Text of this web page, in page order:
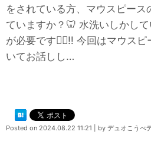
をされている方、マウスピース
ていますか？🦷 水洗いしかし
が必要です🙅‍♀️‼ 今回はマウス
いてお話しし…
Posted on 2024.08.22 11:21 by デュオこうべ